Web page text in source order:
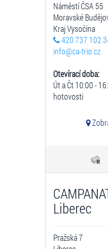
Náměstí ČSA 55
Moravské
Kraj Vysočina
420 737 102
info@ca-trio.cz
Otevírací doba:
Út a Čt 10:00 -
hotovosti
Liberec
Pražská 7